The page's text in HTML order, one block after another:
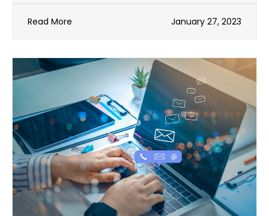
Read More January 27, 2023